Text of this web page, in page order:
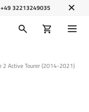
+49 32213249035
2 Active Tourer (2014-2021)